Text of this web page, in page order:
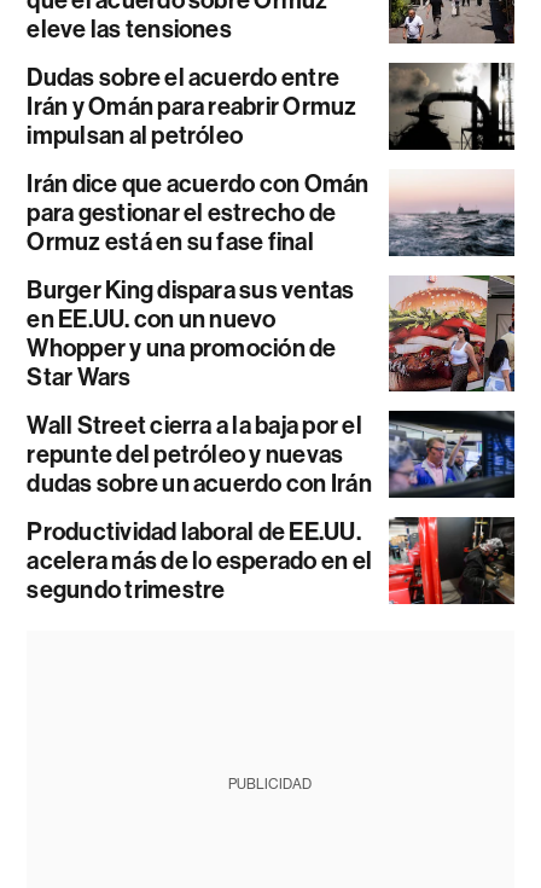
eleve las tensiones
Dudas sobre el acuerdo entre
Irán y Omán para reabrir Ormuz
impulsan al petróleo
Irán dice que acuerdo con Omán
para gestionar el estrecho de
Ormuz está en su fase final
Burger King dispara sus ventas
en EE.UU. con un nuevo
Whopper y una promoción de
Star Wars
Wall Street cierra a la baja por el
repunte del petróleo y nuevas
dudas sobre un acuerdo con Irán
Productividad laboral de EE.UU.
acelera más de lo esperado en el
segundo trimestre
PUBLICIDAD